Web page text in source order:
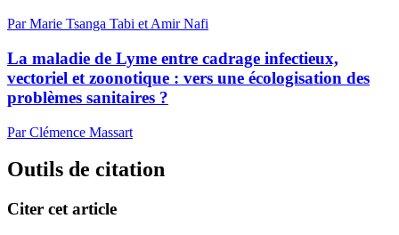
Par Marie Tsanga Tabi et Amir Nafi
La maladie de Lyme entre cadrage infectieux,
vectoriel et zoonotique : vers une écologisation des
problèmes sanitaires ?
Par Clémence Massart
Outils de citation
Citer cet article